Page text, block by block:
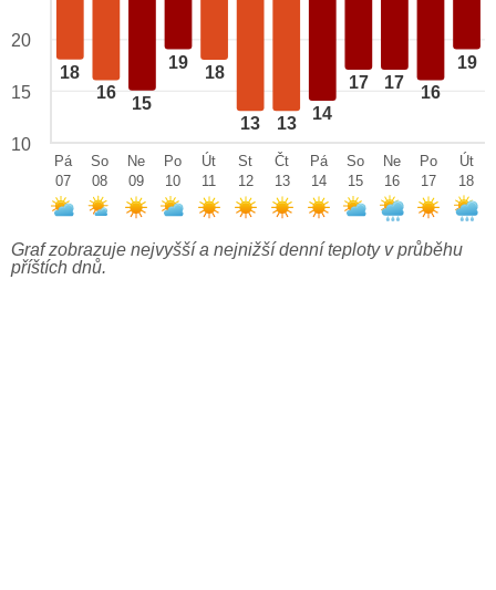
18
16
15
19
18
13 13
14
17 17
16
19
20
15
10
Pá
07
So
08
Ne
09
Po
10
Út
11
St
12
Čt
13
Pá
14
So
15
Ne
16
Po
17
Út
18
Graf zobrazuje nejvyšší a nejnižší denní teploty v průběhu
příštích dnů.